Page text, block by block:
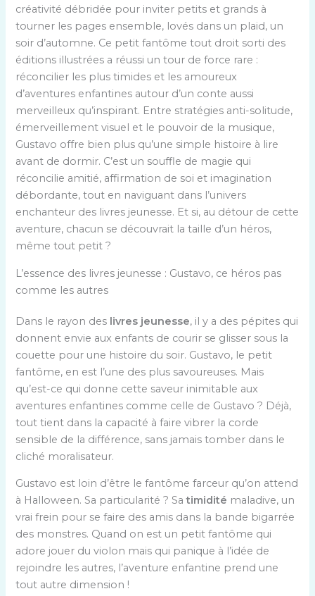
créativité débridée pour inviter petits et grands à
tourner les pages ensemble, lovés dans un plaid, un
soir d’automne. Ce petit fantôme tout droit sorti des
éditions illustrées a réussi un tour de force rare :
réconcilier les plus timides et les amoureux
d’aventures enfantines autour d’un conte aussi
merveilleux qu’inspirant. Entre stratégies anti-solitude,
émerveillement visuel et le pouvoir de la musique,
Gustavo offre bien plus qu’une simple histoire à lire
avant de dormir. C’est un souffle de magie qui
réconcilie amitié, affirmation de soi et imagination
débordante, tout en naviguant dans l’univers
enchanteur des livres jeunesse. Et si, au détour de cette
aventure, chacun se découvrait la taille d’un héros,
même tout petit ?
L’essence des livres jeunesse : Gustavo, ce héros pas
comme les autres
Dans le rayon des livres jeunesse, il y a des pépites qui
donnent envie aux enfants de courir se glisser sous la
couette pour une histoire du soir. Gustavo, le petit
fantôme, en est l’une des plus savoureuses. Mais
qu’est-ce qui donne cette saveur inimitable aux
aventures enfantines comme celle de Gustavo ? Déjà,
tout tient dans la capacité à faire vibrer la corde
sensible de la différence, sans jamais tomber dans le
cliché moralisateur.
Gustavo est loin d’être le fantôme farceur qu’on attend
à Halloween. Sa particularité ? Satimidité maladive, un
vrai frein pour se faire des amis dans la bande bigarrée
des monstres. Quand on est un petit fantôme qui
adore jouer du violon mais qui panique à l’idée de
rejoindre les autres, l’aventure enfantine prend une
tout autre dimension !